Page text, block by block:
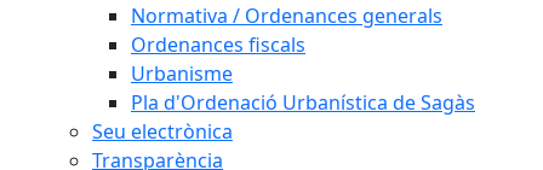
Normativa / Ordenances generals
Ordenances fiscals
Urbanisme
Pla d'Ordenació Urbanística de Sagàs
Seu electrònica
Transparència